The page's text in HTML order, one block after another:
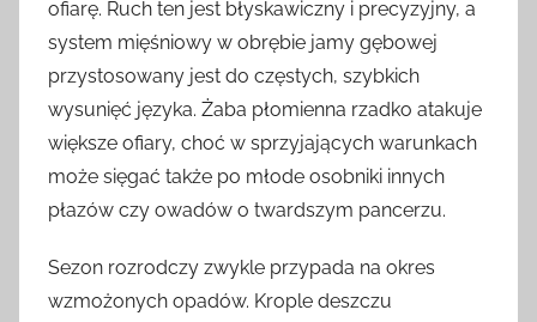
ofiarę. Ruch ten jest błyskawiczny i precyzyjny, a
system mięśniowy w obrębie jamy gębowej
przystosowany jest do częstych, szybkich
wysunięć języka. Żaba płomienna rzadko atakuje
większe ofiary, choć w sprzyjających warunkach
może sięgać także po młode osobniki innych
płazów czy owadów o twardszym pancerzu.
Sezon rozrodczy zwykle przypada na okres
wzmożonych opadów. Krople deszczu